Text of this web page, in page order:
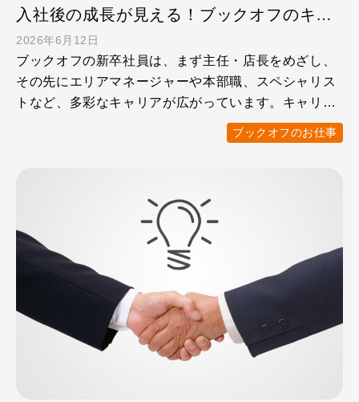
入社後の成長が見える！ブックオフのキャリアステップ
2026年6月12日
ブックオフの新卒社員は、まず主任・店長をめざし、
その先にエリアマネージャーや本部職、スペシャリス
トなど、多彩なキャリアが広がっています。キャリア
ブックオフのお仕事